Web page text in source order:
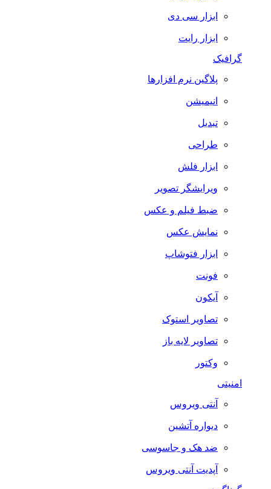
ابزار سی دی
ابزار رایت
گرافیک
پلاگین نرم افزارها
انیمیشن
تبدیل
طراحی
ابزار فلش
ویرایشگر تصویر
ضبط فيلم و عكس
نمایش عکس
ابزار فتوشاپ
فونت
آیکون
تصاویر استوک
تصاویر لایه باز
وکتور
امنیتی
آنتی ویروس
دیواره آتشین
ضد هک و جاسوسی
آپدیت آنتی ویروس